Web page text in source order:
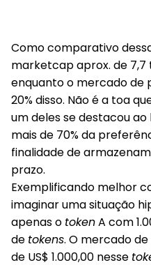
Como comparativo
marketcap aprox. de 7,7
enquanto o mercado
20% disso. Não é a toa
um deles se destacou
mais de 70% da
finalidade de
prazo.
Exemplificando melhor
imaginar uma situação
apenas o tokenA com
de tokens. O mercado de
de US$ 1.000,00 nesse